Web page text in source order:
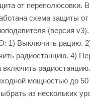
от переполюсовки.
схема защиты
(версия
рацию. 2)
радиостанцию. 4)
мощностью до
из нескольких